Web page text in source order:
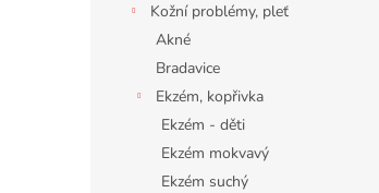
Kožní problémy, pleť
Akné
Bradavice
Ekzém, kopřivka
Ekzém - děti
Ekzém mokvavý
Ekzém suchý